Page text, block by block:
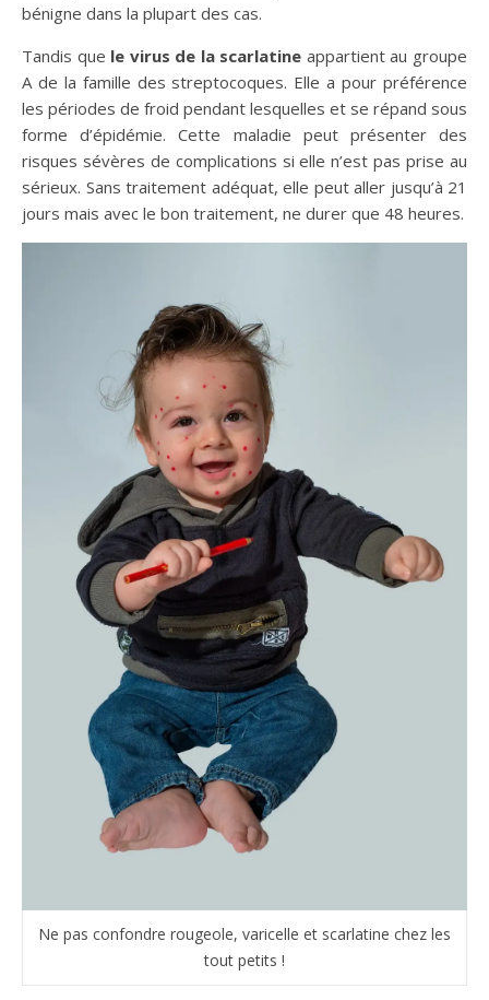
bénigne dans la plupart des cas.
Tandis que le virus de la scarlatine appartient au groupe
A de la famille des streptocoques. Elle a pour préférence
les périodes de froid pendant lesquelles et se répand sous
forme d’épidémie. Cette maladie peut présenter des
risques sévères de complications si elle n’est pas prise au
sérieux. Sans traitement adéquat, elle peut aller jusqu’à 21
jours mais avec le bon traitement, ne durer que 48 heures.
Ne pas confondre rougeole, varicelle et scarlatine chez les
tout petits !